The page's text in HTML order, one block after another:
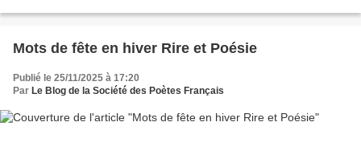
Mots de fête en hiver Rire et Poésie
Publié le 25/11/2025 à 17:20
Par Le Blog de la Société des Poètes Français